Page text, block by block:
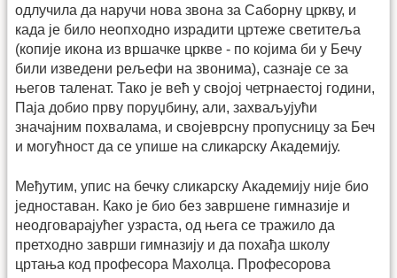
одлучила да наручи нова звона за Саборну цркву, и
када је било неопходно израдити цртеже светитеља
(копије икона из вршачке цркве - по којима би у Бечу
били изведени рељефи на звонима), сазнаје се за
његов таленат. Тако је већ у својој четрнаестој години,
Паја добио прву поруџбину, али, захваљујући
значајним похвалама, и својеврсну пропусницу за Беч
и могућност да се упише на сликарску Академију.
Међутим, упис на бечку сликарску Академију није био
једноставан. Како је био без завршене гимназије и
неодговарајућег узраста, од њега се тражило да
претходно заврши гимназију и да похађа школу
цртања код професора Махолца. Професорова